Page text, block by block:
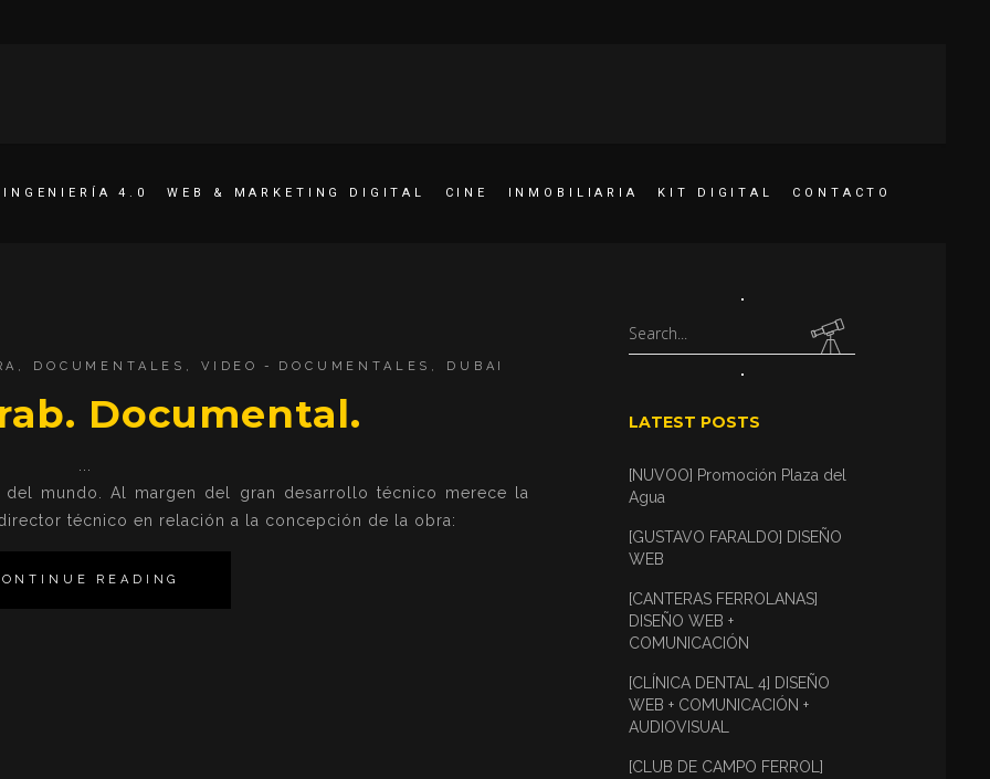
INGENIERÍA 4.0 WEB & MARKETING DIGITAL CINE INMOBILIARIA KIT DIGITAL CONTACTO
, DOCUMENTALES , VIDEO DOCUMENTALES , DUBAI
Documental.
del mundo. Al margen del gran desarrollo técnico merece la
técnico en relación a la concepción de la obra:
READING
Search
LATEST POSTS
[NUVOO] Promoción Plaza del
Agua
[GUSTAVO FARALDO] DISEÑO
WEB
[CANTERAS FERROLANAS]
DISEÑO WEB +
COMUNICACIÓN
[CLÍNICA DENTAL 4] DISEÑO
WEB + COMUNICACIÓN +
AUDIOVISUAL
[CLUB DE CAMPO FERROL]